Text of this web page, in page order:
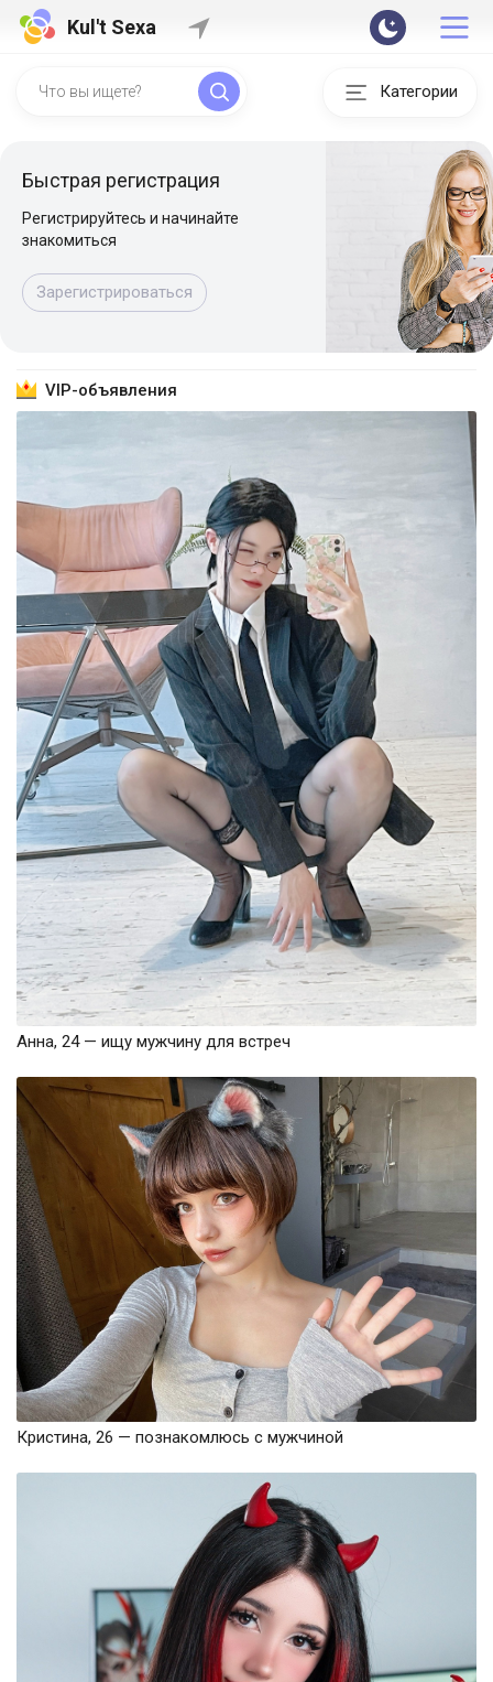
Kul't Sexa
Категории
Быстрая регистрация
Регистрируйтесь и начинайте
знакомиться
Зарегистрироваться
VIP-объявления
Анна, 24 — ищу мужчину для встреч
Кристина, 26 — познакомлюсь с мужчиной